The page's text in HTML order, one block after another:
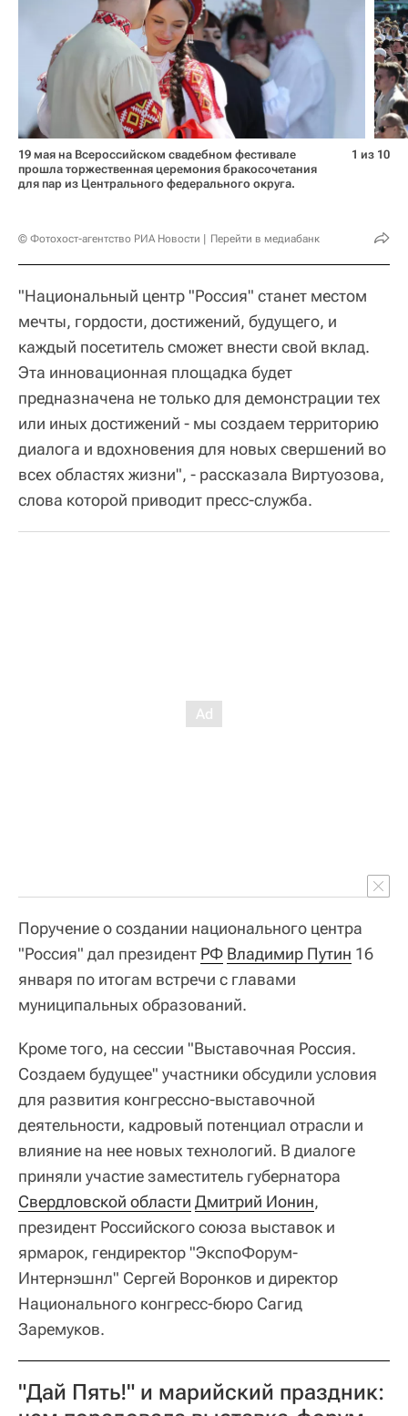
19 мая на Всероссийском свадебном фестивале
прошла торжественная церемония бракосочетания
для пар из Центрального федерального округа.
© Фотохост-агентство РИА Новости Перейти в медиабанк
1 из 10
"Национальный центр "Россия" станет местом
мечты, гордости, достижений, будущего, и
каждый посетитель сможет внести свой вклад.
Эта инновационная площадка будет
предназначена не только для демонстрации тех
или иных достижений - мы создаем территорию
диалога и вдохновения для новых свершений во
всех областях жизни", - рассказала Виртуозова,
слова которой приводит пресс-служба.
Поручение о создании национального центра
"Россия" дал президент РФ Владимир Путин 16
января по итогам встречи с главами
муниципальных образований.
Кроме того, на сессии "Выставочная Россия.
Создаем будущее" участники обсудили условия
для развития конгрессно-выставочной
деятельности, кадровый потенциал отрасли и
влияние на нее новых технологий. В диалоге
приняли участие заместитель губернатора
Свердловской области Дмитрий Ионин,
президент Российского союза выставок и
ярмарок, гендиректор "ЭкспоФорум-
Интернэшнл" Сергей Воронков и директор
Национального конгресс-бюро Сагид
Заремуков.
"Дай Пять!" и марийский праздник: